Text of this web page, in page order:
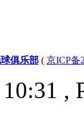
俱乐部 ( 京ICP备
,